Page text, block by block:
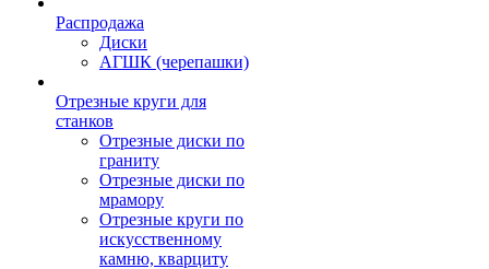
Распродажа
Диски
АГШК (черепашки)
Отрезные круги для
станков
Отрезные диски по
граниту
Отрезные диски по
мрамору
Отрезные круги по
искусственному
камню, кварциту